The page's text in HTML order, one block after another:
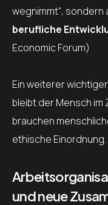
wegnimmt“, sondern
berufliche
Economic Forum)
Ein weiterer
bleibt der Mensch
brauchen
ethische Einordnung.
und neue